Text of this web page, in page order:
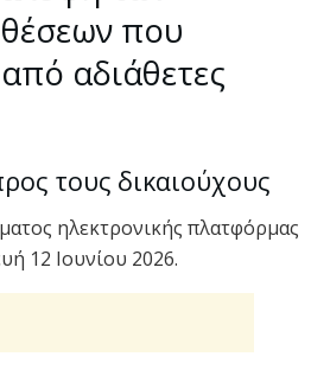
που
αδιάθετες
τους δικαιούχους
ηλεκτρονικής πλατφόρμας
12 Ιουνίου 2026.